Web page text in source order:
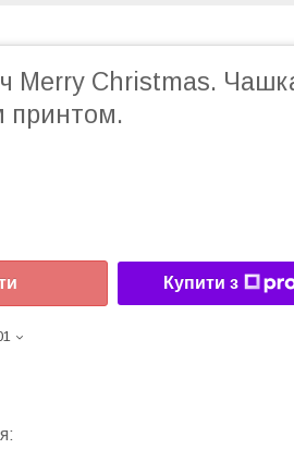
Merry Christmas.
принтом.
Купити з